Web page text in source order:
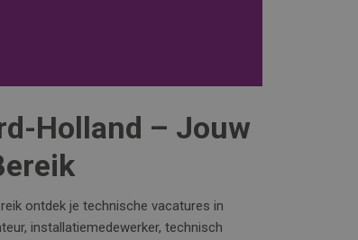
Holland – Jouw
ontdek je technische vacatures in
installatiemedewerker, technisch